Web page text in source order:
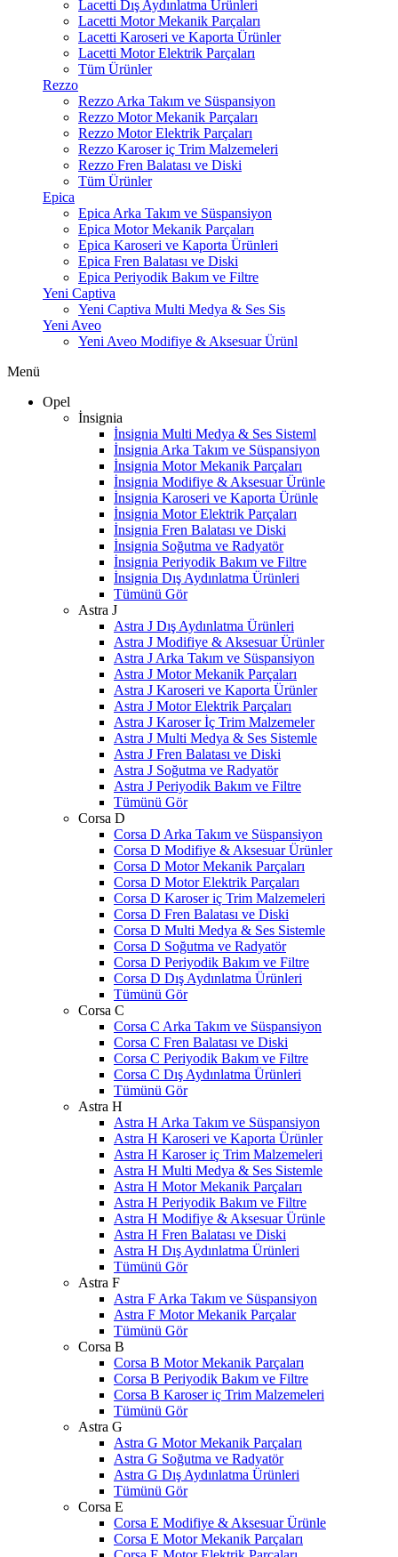
Lacetti Dış Aydınlatma Ürünleri
Lacetti Motor Mekanik Parçaları
Lacetti Karoseri ve Kaporta Ürünler
Lacetti Motor Elektrik Parçaları
Tüm Ürünler
Rezzo
Rezzo Arka Takım ve Süspansiyon
Rezzo Motor Mekanik Parçaları
Rezzo Motor Elektrik Parçaları
Rezzo Karoser iç Trim Malzemeleri
Rezzo Fren Balatası ve Diski
Tüm Ürünler
Epica
Epica Arka Takım ve Süspansiyon
Epica Motor Mekanik Parçaları
Epica Karoseri ve Kaporta Ürünleri
Epica Fren Balatası ve Diski
Epica Periyodik Bakım ve Filtre
Yeni Captiva
Yeni Captiva Multi Medya & Ses Sis
Yeni Aveo
Yeni Aveo Modifiye & Aksesuar Ürünl
Menü
Opel
İnsignia
İnsignia Multi Medya & Ses Sisteml
İnsignia Arka Takım ve Süspansiyon
İnsignia Motor Mekanik Parçaları
İnsignia Modifiye & Aksesuar Ürünle
İnsignia Karoseri ve Kaporta Ürünle
İnsignia Motor Elektrik Parçaları
İnsignia Fren Balatası ve Diski
İnsignia Soğutma ve Radyatör
İnsignia Periyodik Bakım ve Filtre
İnsignia Dış Aydınlatma Ürünleri
Tümünü Gör
Astra J
Astra J Dış Aydınlatma Ürünleri
Astra J Modifiye & Aksesuar Ürünler
Astra J Arka Takım ve Süspansiyon
Astra J Motor Mekanik Parçaları
Astra J Karoseri ve Kaporta Ürünler
Astra J Motor Elektrik Parçaları
Astra J Karoser İç Trim Malzemeler
Astra J Multi Medya & Ses Sistemle
Astra J Fren Balatası ve Diski
Astra J Soğutma ve Radyatör
Astra J Periyodik Bakım ve Filtre
Tümünü Gör
Corsa D
Corsa D Arka Takım ve Süspansiyon
Corsa D Modifiye & Aksesuar Ürünler
Corsa D Motor Mekanik Parçaları
Corsa D Motor Elektrik Parçaları
Corsa D Karoser iç Trim Malzemeleri
Corsa D Fren Balatası ve Diski
Corsa D Multi Medya & Ses Sistemle
Corsa D Soğutma ve Radyatör
Corsa D Periyodik Bakım ve Filtre
Corsa D Dış Aydınlatma Ürünleri
Tümünü Gör
Corsa C
Corsa C Arka Takım ve Süspansiyon
Corsa C Fren Balatası ve Diski
Corsa C Periyodik Bakım ve Filtre
Corsa C Dış Aydınlatma Ürünleri
Tümünü Gör
Astra H
Astra H Arka Takım ve Süspansiyon
Astra H Karoseri ve Kaporta Ürünler
Astra H Karoser iç Trim Malzemeleri
Astra H Multi Medya & Ses Sistemle
Astra H Motor Mekanik Parçaları
Astra H Periyodik Bakım ve Filtre
Astra H Modifiye & Aksesuar Ürünle
Astra H Fren Balatası ve Diski
Astra H Dış Aydınlatma Ürünleri
Tümünü Gör
Astra F
Astra F Arka Takım ve Süspansiyon
Astra F Motor Mekanik Parçalar
Tümünü Gör
Corsa B
Corsa B Motor Mekanik Parçaları
Corsa B Periyodik Bakım ve Filtre
Corsa B Karoser iç Trim Malzemeleri
Tümünü Gör
Astra G
Astra G Motor Mekanik Parçaları
Astra G Soğutma ve Radyatör
Astra G Dış Aydınlatma Ürünleri
Tümünü Gör
Corsa E
Corsa E Modifiye & Aksesuar Ürünle
Corsa E Motor Mekanik Parçaları